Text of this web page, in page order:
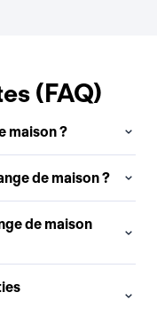
(FAQ)
maison ?
de maison ?
de maison